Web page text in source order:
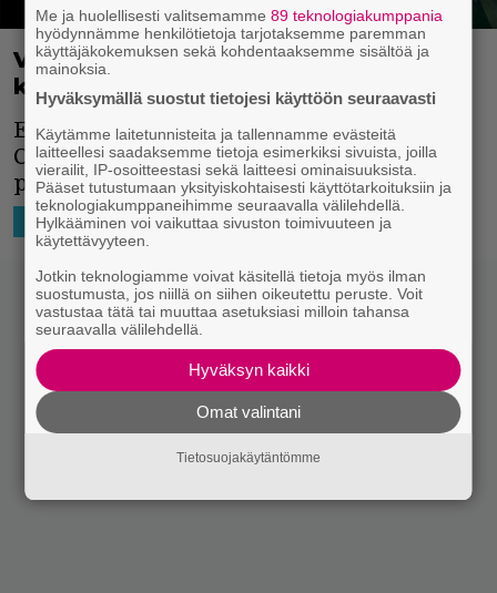
Vuoden parhaat elokuvat ja sarjat –
kriitikot valitsivat!
Elokuva- ja televisiokriitikoiden Critics’
Choice Awards jakoi palkinnot vuoden
parhaista suorituksista.
HOLLYWOOD 12.1.2018 10:28 Maria Hakkala
Me ja huolellisesti valitsemamme89 teknologiakumppania
hyödynnämme henkilötietoja tarjotaksemme paremman
käyttäjäkokemuksen sekä kohdentaaksemme sisältöä ja
mainoksia.
Hyväksymällä suostut tietojesi käyttöön seuraavasti
Käytämme laitetunnisteita ja tallennamme evästeitä
laitteellesi saadaksemme tietoja esimerkiksi sivuista, joilla
vierailit, IP-osoitteestasi sekä laitteesi ominaisuuksista.
Pääset tutustumaan yksityiskohtaisesti käyttötarkoituksiin ja
teknologiakumppaneihimme seuraavalla välilehdellä.
Hylkääminen voi vaikuttaa sivuston toimivuuteen ja
käytettävyyteen.
Jotkin teknologiamme voivat käsitellä tietoja myös ilman
suostumusta, jos niillä on siihen oikeutettu peruste. Voit
vastustaa tätä tai muuttaa asetuksiasi milloin tahansa
seuraavalla välilehdellä.
Hyväksyn kaikki
Omat valintani
Tietosuojakäytäntömme